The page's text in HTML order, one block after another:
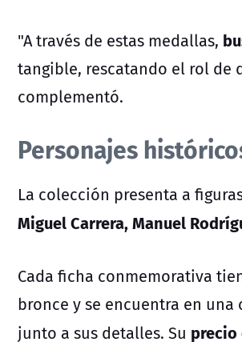
"A través de estas medallas,
tangible, rescatando el rol de
complementó.
Personajes
La colección presenta a
Miguel Carrera, Manuel
Cada ficha conmemorativa
bronce y se encuentra en
junto a sus detalles. Su precio